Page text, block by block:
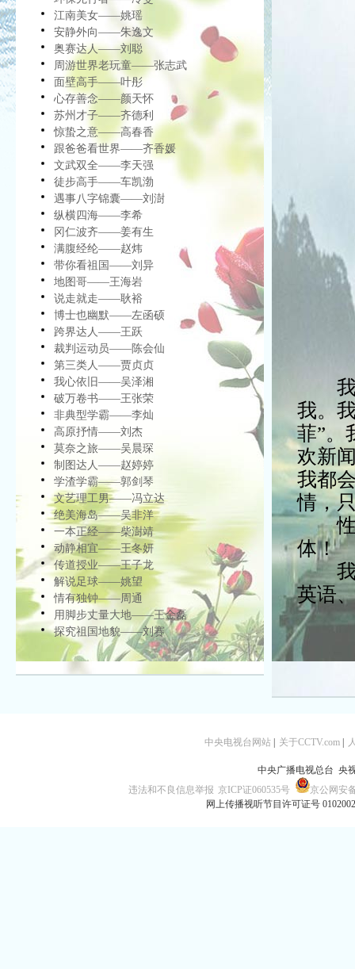
江南美女——姚瑶
安静外向——朱逸文
奥赛达人——刘聪
周游世界老玩童——张志武
面壁高手——叶彤
心存善念——颜天怀
苏州才子——齐德利
惊蛰之意——高春香
跟爸爸看世界——齐香媛
文武双全——李天强
徒步高手——车凯渤
遇事八字锦囊——刘澍
纵横四海——李希
冈仁波齐——姜有生
满腹经纶——赵炜
带你看祖国——刘异
地图哥——王海岩
说走就走——耿裕
博士也幽默——左函硕
跨界达人——王跃
裁判运动员——陈会仙
第三类人——贾贞贞
我心依旧——吴泽湘
破万卷书——王张荣
非典型学霸——李灿
高原抒情——刘杰
莫奈之旅——吴晨琛
制图达人——赵婷婷
学渣学霸——郭剑琴
文艺理工男——冯立达
绝美海岛——吴非洋
一本正经——柴澍靖
动静相宜——王冬妍
传道授业——王子龙
解说足球——姚望
情有独钟——周通
用脚步丈量大地——王金磊
探究祖国地貌——刘赛
我
我。
菲”。
欢新
我都
情，
性格
体！
我兴
英语
中央电视台网站 关于CCTV.com
中央广播电视总台 央
违法和不良信息举报 京ICP证060535号
京公网安
网上传播视听节目许可证号